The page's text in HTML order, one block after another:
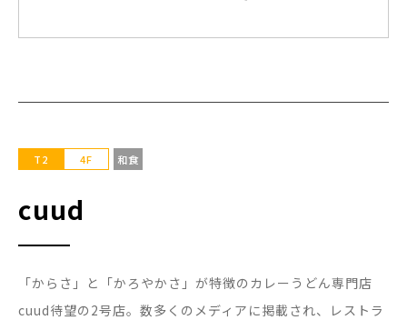
T2 4F 和食
cuud
「からさ」と「かろやかさ」が特徴のカレーうどん専門店
cuud待望の2号店。数多くのメディアに掲載され、レストラ